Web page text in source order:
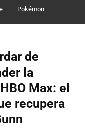
Pokémon
de
la
Max: el
recupera